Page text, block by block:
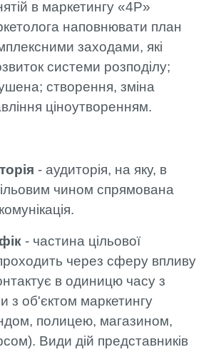
в маркетингу «4P»
наповнювати план
заходами, які
системи розподілу;
створення, зміна
ціноутворенням.
- аудиторія, на яку, в
чином спрямована
- частина цільової
через сферу впливу
в одиницю часу з
з об'єктом маркетингу
полицею, магазином,
Види дій представників